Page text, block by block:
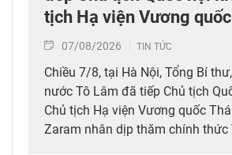
tịch Hạ viện Vương
07/08/2026 TIN TỨC
Chiều 7/8, tại Hà Nội, Tổng Bí
nước Tô Lâm đã tiếp Chủ tịch
Chủ tịch Hạ viện Vương quốc
Zaram nhân dịp thăm chính thức